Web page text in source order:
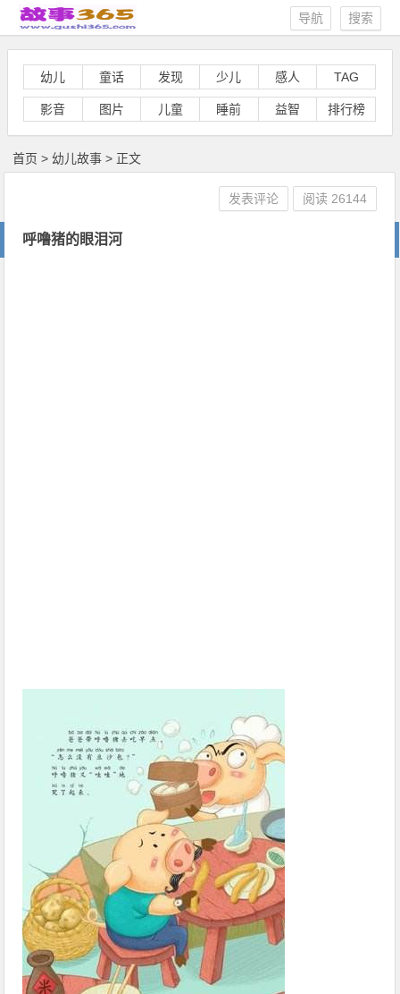
搜索
导航
幼儿 童话 发现 少儿 感人 TAG
影音 图片 儿童 睡前 益智 排行榜
首页 > 幼儿故事 > 正文
呼噜猪的眼泪河
发表评论 阅读 26144